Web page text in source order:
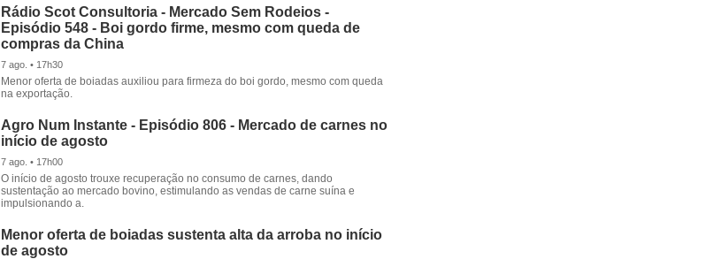
Rádio Scot Consultoria - Mercado Sem Rodeios -
Episódio 548 - Boi gordo firme, mesmo com queda de
compras da China
7 ago. • 17h30
Menor oferta de boiadas auxiliou para firmeza do boi gordo, mesmo com queda
na exportação.
Agro Num Instante - Episódio 806 - Mercado de carnes no
início de agosto
7 ago. • 17h00
O início de agosto trouxe recuperação no consumo de carnes, dando
sustentação ao mercado bovino, estimulando as vendas de carne suína e
impulsionando a.
Menor oferta de boiadas sustenta alta da arroba no início
de agosto